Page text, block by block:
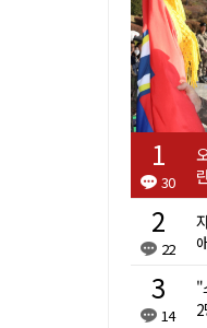
30
22
14
"